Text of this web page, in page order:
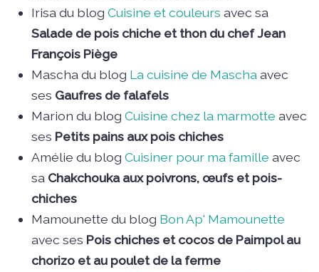
Irisa du blog Cuisine et couleurs avec sa
Salade de pois chiche et thon du chef Jean
François Piège
Mascha du blog La cuisine de Maschaavec
ses Gaufres de falafels
Marion du blog Cuisine chez la marmotte avec
ses Petits pains aux pois chiches
Amélie du blog Cuisiner pour ma famille avec
sa Chakchouka aux poivrons, œufs et pois-
chiches
Mamounette du blog Bon Ap' Mamounette
avec ses Pois chiches et cocos de Paimpol au
chorizo et au poulet de la ferme